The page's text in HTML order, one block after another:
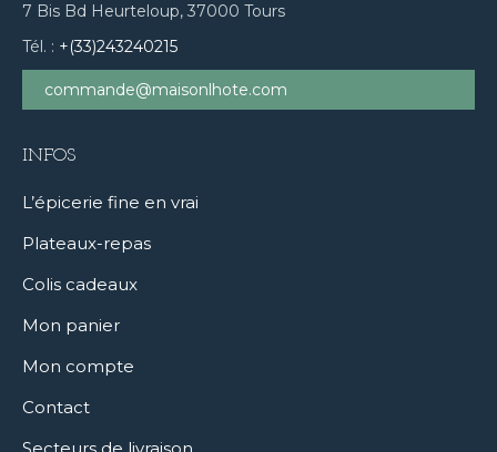
7 Bis Bd Heurteloup, 37000 Tours
Tél. : +(33)243240215
commande@maisonlhote.com
INFOS
L’épicerie fine en vrai
Plateaux-repas
Colis cadeaux
Mon panier
Mon compte
Contact